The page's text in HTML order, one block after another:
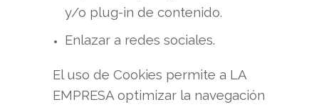
y/o plug-in de contenido.
Enlazar a redes sociales.
El uso de Cookies permite a LA
EMPRESA optimizar la navegación